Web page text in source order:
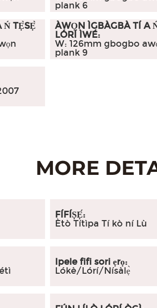
plank 6
TẸ̀SẸ̀
ÀWỌN ÌGBÀGBÀ TÍ A
LÓRÍ ÌWÉ:
W: 126mm gbogbo
plank 9
FÍFÍṢẸ́:
Ètò Títìpa Tí kò ní Lù
Ipele fifi sori ẹrọ:
Lókè/Lórí/Nísàlẹ̀